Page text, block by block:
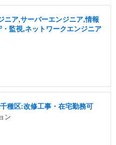
ニア,サーバーエンジニア,情報
監視,ネットワークエンジニア
種区:改修工事・在宅勤務可
ン